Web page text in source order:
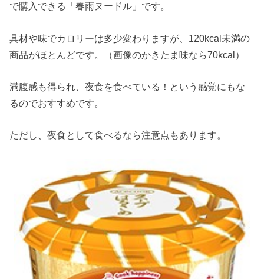
で購入できる「春雨ヌードル」です。
具材や味でカロリーは多少変わりますが、120kcal未満の
商品がほとんどです。（画像のかきたま味なら70kcal）
満腹感も得られ、夜食を食べている！という感覚にもな
るのでおすすめです。
ただし、夜食として食べるなら注意点もあります。